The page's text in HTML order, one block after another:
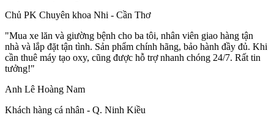
Chủ PK Chuyên khoa Nhi - Cần Thơ
"Mua xe lăn và giường bệnh cho ba tôi, nhân viên giao hàng tận
nhà và lắp đặt tận tình. Sản phẩm chính hãng, bảo hành đầy đủ. Khi
cần thuê máy tạo oxy, cũng được hỗ trợ nhanh chóng 24/7. Rất tin
tưởng!"
Anh Lê Hoàng Nam
Khách hàng cá nhân - Q. Ninh Kiều